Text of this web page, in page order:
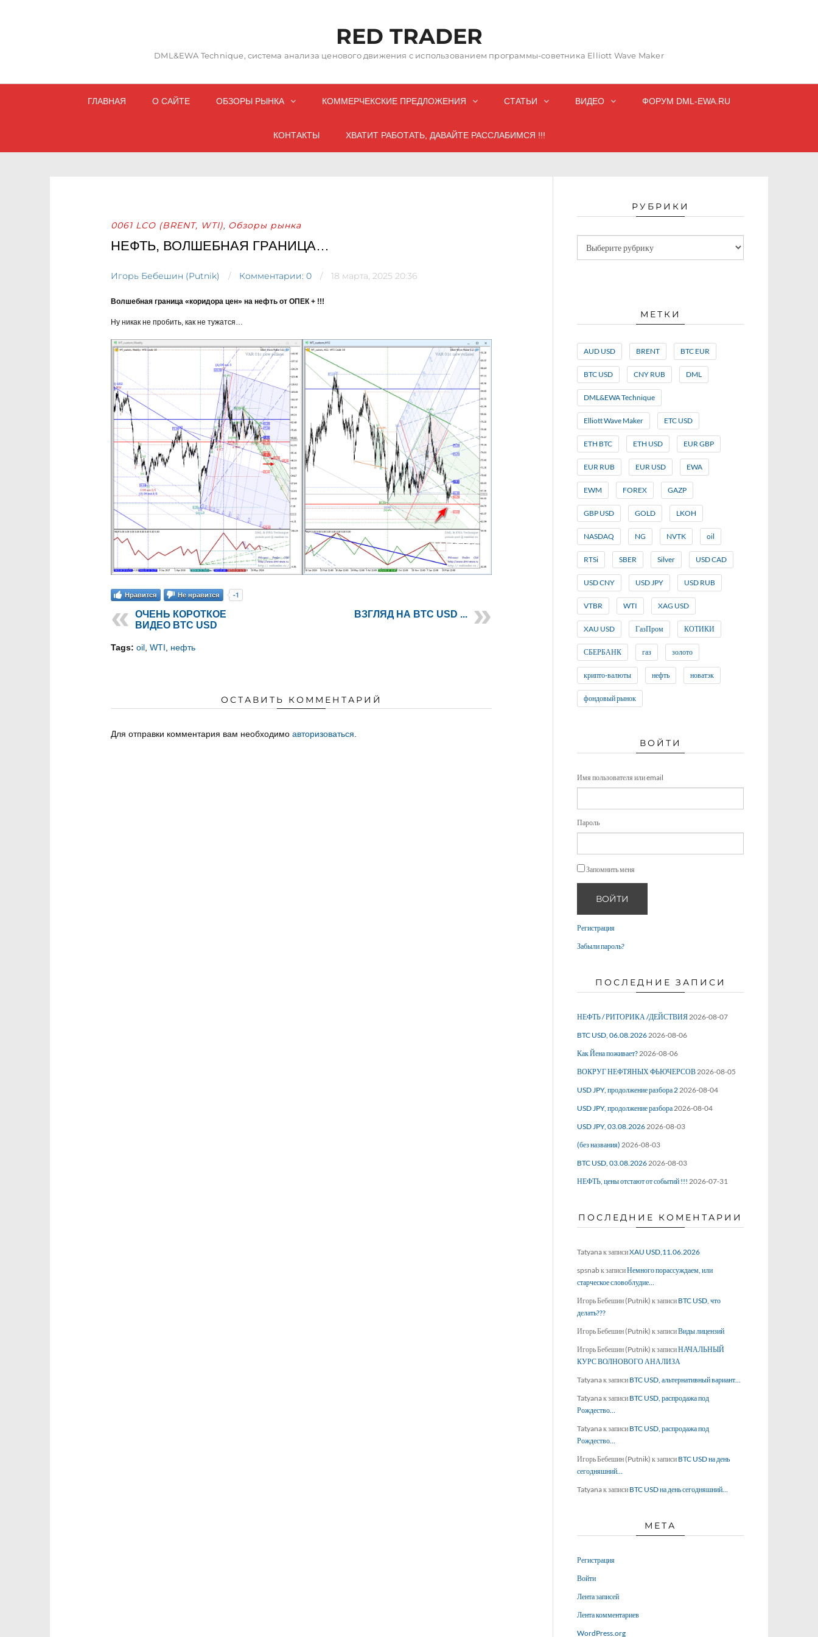
RED TRADER
DML&EWA Technique, система анализа ценового движения с использованием программы-советника Elliott Wave Maker
ГЛАВНАЯ О САЙТЕ ОБЗОРЫ РЫНКА КОММЕРЧЕКСКИЕ ПРЕДЛОЖЕНИЯ СТАТЬИ ВИДЕО ФОРУМ DML-EWA.RU
КОНТАКТЫ ХВАТИТ РАБОТАТЬ, ДАВАЙТЕ РАССЛАБИМСЯ !!!
0061 LCO (BRENT, WTI), Обзоры рынка
НЕФТЬ, ВОЛШЕБНАЯ ГРАНИЦА…
Игорь Бебешин (Putnik) Комментарии: 0 18 марта, 2025 20:36
Волшебная граница «коридора цен» на нефть от ОПЕК + !!!
Ну никак не пробить, как не тужатся…
Нравится Не нравится -1
ОЧЕНЬ КОРОТКОЕ
ВИДЕО BTC USD
ВЗГЛЯД НА BTC USD ...
Tags: oil, WTI, нефть
ОСТАВИТЬ КОММЕНТАРИЙ
Для отправки комментария вам необходимо авторизоваться.
РУБРИКИ
МЕТКИ
AUD USD BRENT BTC EUR
BTC USD CNY RUB DML
DML&EWA Technique
Elliott Wave Maker ETC USD
ETH BTC ETH USD EUR GBP
EUR RUB EUR USD EWA
EWM FOREX GAZP
GBP USD GOLD LKOH
NASDAQ NG NVTK oil
RTSi SBER Silver USD CAD
USD CNY USD JPY USD RUB
VTBR WTI XAG USD
XAU USD ГазПром КОТИКИ
СБЕРБАНК газ золото
крипто-валюты нефть новатэк
фондовый рынок
ВОЙТИ
Имя пользователя или email
Пароль
Запомнить меня
ВОЙТИ
Регистрация
Забыли пароль?
ПОСЛЕДНИЕ ЗАПИСИ
НЕФТЬ / РИТОРИКА /ДЕЙСТВИЯ2026-08-07
BTC USD, 06.08.20262026-08-06
Как Йена поживает?2026-08-06
ВОКРУГ НЕФТЯНЫХ ФЬЮЧЕРСОВ2026-08-05
USD JPY, продолжение разбора 22026-08-04
USD JPY, продолжение разбора2026-08-04
USD JPY, 03.08.20262026-08-03
(без названия) 2026-08-03
BTC USD, 03.08.20262026-08-03
НЕФТЬ, цены отстают от событий !!! 2026-07-31
ПОСЛЕДНИЕ КОМЕНТАРИИ
Tatyanaк записиXAU USD,11.06.2026
spsnabк записиНемного порассуждаем, или
старческое словоблудие…
Игорь Бебешин (Putnik) к записи BTC USD, что
делать???
Игорь Бебешин (Putnik) к записиВиды лицензий
Игорь Бебешин (Putnik) к записиНАЧАЛЬНЫЙ
КУРС ВОЛНОВОГО АНАЛИЗА
Tatyanaк записи BTC USD, альтернативный вариант…
Tatyanaк записи BTC USD, распродажа под
Рождество…
Tatyanaк записи BTC USD, распродажа под
Рождество…
Игорь Бебешин (Putnik) к записи BTC USD на день
сегодняшний…
Tatyanaк записи BTC USD на день сегодняшний…
МЕТА
Регистрация
Войти
Лента записей
Лента комментариев
WordPress.org